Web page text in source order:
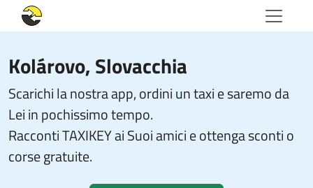
Kolárovo, Slovacchia
Scarichi la nostra app, ordini un taxi e saremo da
Lei in pochissimo tempo.
Racconti TAXIKEY ai Suoi amici e ottenga sconti o
corse gratuite.